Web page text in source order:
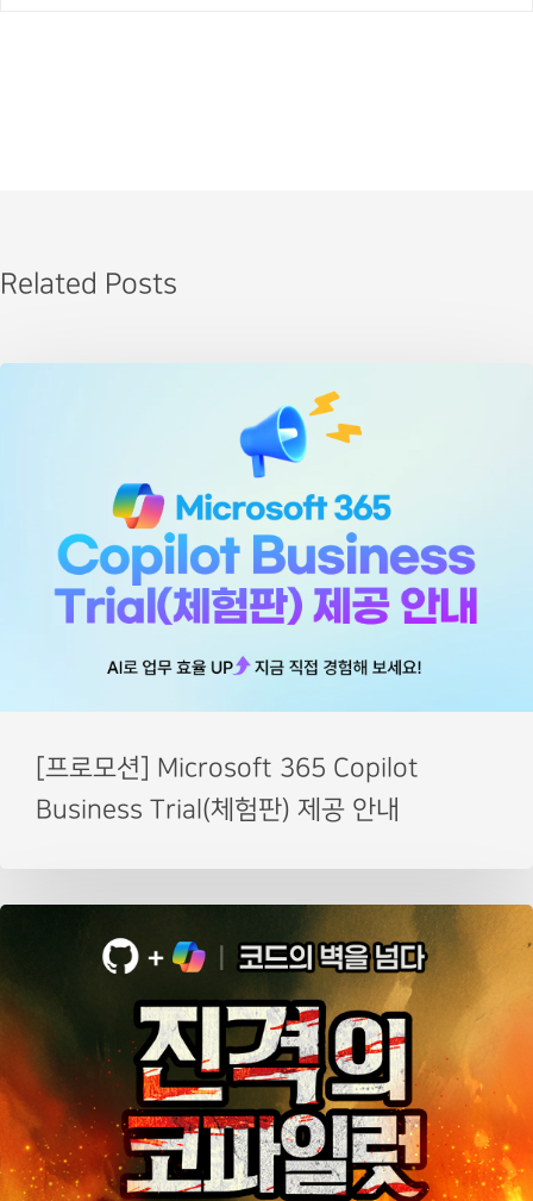
Related Posts
[프로모션] Microsoft 365 Copilot
Business Trial(체험판) 제공 안내